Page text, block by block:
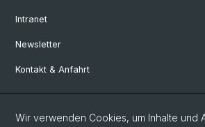
Intranet
Newsletter
Kontakt & Anfahrt
Social Media
Wir verwenden Cookies, um Inhalte und